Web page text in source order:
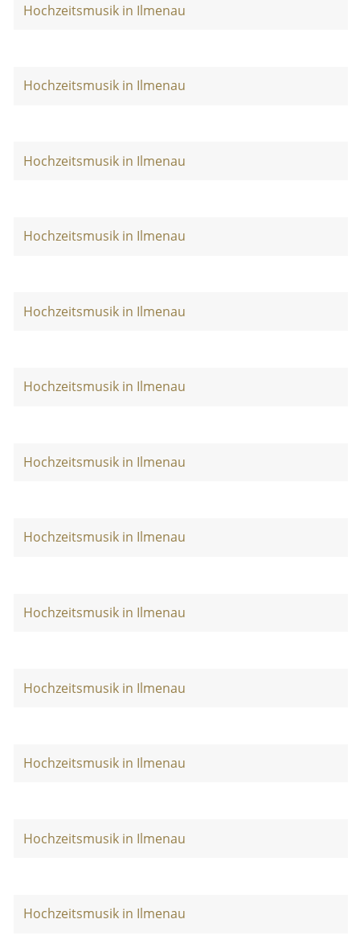
Hochzeitsmusik in Ilmenau
Hochzeitsmusik in Ilmenau
Hochzeitsmusik in Ilmenau
Hochzeitsmusik in Ilmenau
Hochzeitsmusik in Ilmenau
Hochzeitsmusik in Ilmenau
Hochzeitsmusik in Ilmenau
Hochzeitsmusik in Ilmenau
Hochzeitsmusik in Ilmenau
Hochzeitsmusik in Ilmenau
Hochzeitsmusik in Ilmenau
Hochzeitsmusik in Ilmenau
Hochzeitsmusik in Ilmenau